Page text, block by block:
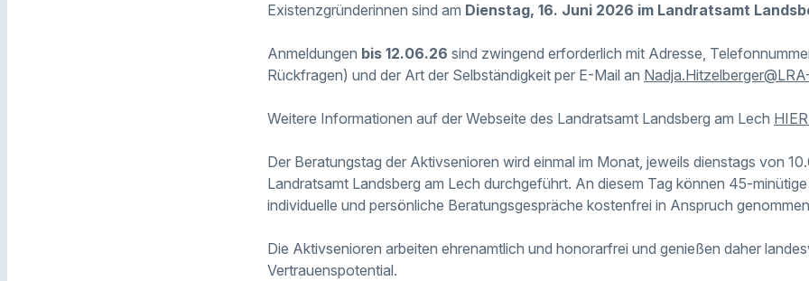
Existenzgründerinnen sind am Dienstag, 16. Juni 2026 im Landratsamt
Anmeldungen bis 12.06.26 sind zwingend erforderlich mit Adresse,
Rückfragen) und der Art der Selbständigkeit per E-Mail an
Weitere Informationen auf der Webseite des Landratsamt Landsberg am Lech
Der Beratungstag der Aktivsenioren wird einmal im Monat, jeweils dienstags von
Landratsamt Landsberg am Lech durchgeführt. An diesem Tag können 45-
individuelle und persönliche Beratungsgespräche kostenfrei in Anspruch
Die Aktivsenioren arbeiten ehrenamtlich und honorarfrei und genießen daher
Vertrauenspotential.